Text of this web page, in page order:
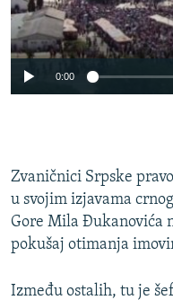
0:00
Zvaničnici Srpske
u svojim izjavama
Gore Mila Đukanovića
pokušaj otimanja
Između ostalih, tu je